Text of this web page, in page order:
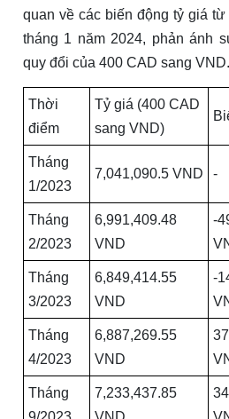
quan về các biến động tỷ giá
tháng 1 năm 2024, phản ánh
quy đổi của 400 CAD sang VND.
Thời
điểm
Tỷ giá (400 CAD
sang VND)
Tháng
1/2023
7,041,090.5 VND -
Tháng
2/2023
6,991,409.48
VND
-
Tháng
3/2023
6,849,414.55
VND
-
Tháng
4/2023
6,887,269.55
VND
Tháng
7,233,437.85